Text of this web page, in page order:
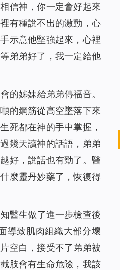
信神，你一定會好起來
有種說不出的激動，心
示意他堅強起來，心裡
弟弟好了，我一定給他
的姊妹給弟弟傳福音。
的鋼筋從高空墜落下來
死都在神的手中掌握，
幾天讀神的話語，弟弟
好，說話也有勁了。醫
麼靈丹妙藥了，恢復得
醫生做了進一步檢查後
導致肌肉組織大部分壞
空白，接受不了弟弟被
肢會有生命危險，我該